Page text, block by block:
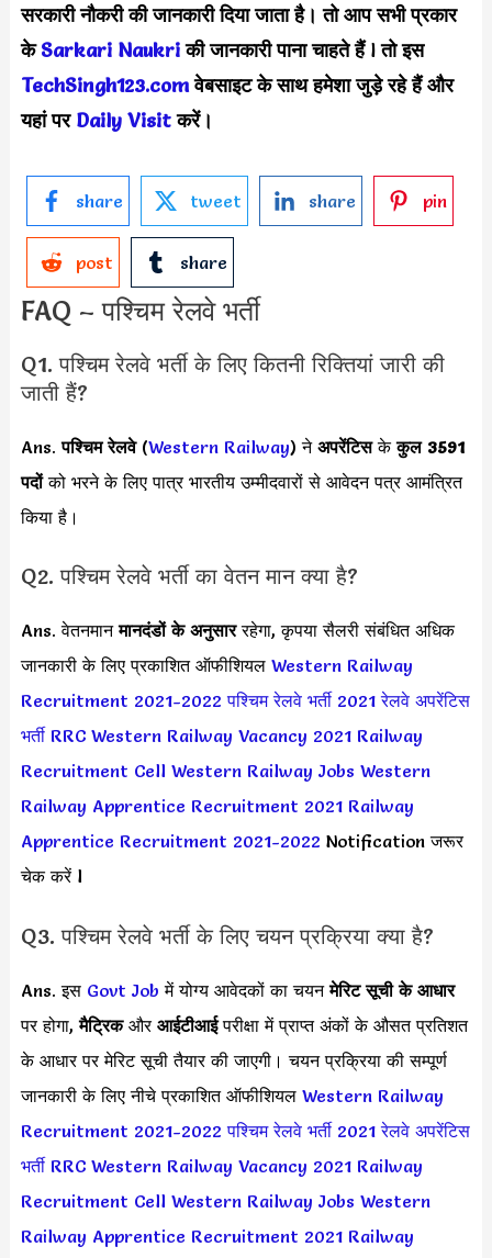
सरकारी नौकरी की जानकारी दिया जाता है। तो आप सभी प्रकार
केSarkari Naukriकी जानकारी पाना चाहते हैंlतो इस
TechSingh123.comवेबसाइट के साथ हमेशा जुड़े रहे हैं और
यहां पर Daily Visitकरें।
share tweet share pin
post share
FAQ – पश्चिम रेलवे भर्ती
Q1. पश्चिम रेलवे भर्ती के लिए कितनी रिक्तियां जारी की
जाती हैं?
Ans.पश्चिम रेलवे(Western Railway) ने अपरेंटिसकेकुल 3591
पदोंको भरने के लिए पात्र भारतीय उम्मीदवारों से आवेदन पत्र आमंत्रित
किया है।
Q2. पश्चिम रेलवे भर्ती का वेतन मान क्या है?
Ans. वेतनमानमानदंडों के अनुसाररहेगा, कृपया सैलरी संबंधित अधिक
जानकारी के लिए प्रकाशित ऑफीशियल Western Railway
Recruitment 2021-2022 पश्चिम रेलवे भर्ती 2021 रेलवे अपरेंटिस
भर्ती RRC Western Railway Vacancy 2021 Railway
Recruitment Cell Western Railway Jobs Western
Railway Apprentice Recruitment 2021 Railway
Apprentice Recruitment 2021-2022 Notification जरूर
चेक करें l
Q3. पश्चिम रेलवे भर्ती के लिए चयन प्रक्रिया क्या है?
Ans. इस Govt Job में योग्य आवेदकों का चयनमेरिट सूची के आधार
पर होगा,मैट्रिकऔर आईटीआईपरीक्षा में प्राप्त अंकों के औसत प्रतिशत
के आधार पर मेरिट सूची तैयार की जाएगी। चयन प्रक्रिया की सम्पूर्ण
जानकारी के लिए नीचे प्रकाशित ऑफीशियल Western Railway
Recruitment 2021-2022 पश्चिम रेलवे भर्ती 2021 रेलवे अपरेंटिस
भर्ती RRC Western Railway Vacancy 2021 Railway
Recruitment Cell Western Railway Jobs Western
Railway Apprentice Recruitment 2021 Railway